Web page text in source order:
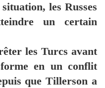
les Russes
un certain
les Turcs avant
en un conflit
que Tillerson a